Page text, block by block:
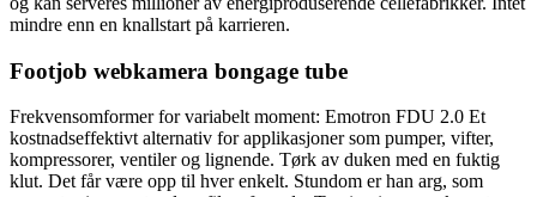
mindre enn en knallstart på karrieren.
Footjob webkamera bongage tube
Frekvensomformer for variabelt moment: Emotron FDU 2.0 Et
kostnadseffektivt alternativ for applikasjoner som pumper, vifter,
kompressorer, ventiler og lignende. Tørk av duken med en fuktig
klut. Det får være opp til hver enkelt. Stundom er han arg, som